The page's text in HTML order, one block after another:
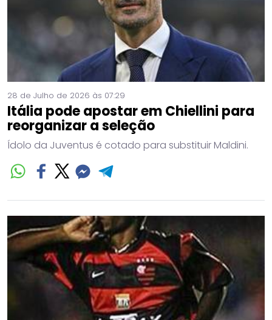
28 de Julho de 2026 às 07:29
Itália pode apostar em Chiellini para
reorganizar a seleção
Ídolo da Juventus é cotado para substituir Maldini.